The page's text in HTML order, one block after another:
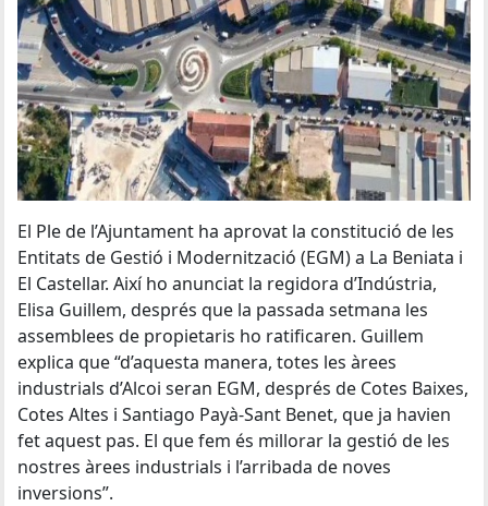
El Ple de l’Ajuntament ha aprovat la constitució de les
Entitats de Gestió i Modernització (EGM) a La Beniata i
El Castellar. Així ho anunciat la regidora d’Indústria,
Elisa Guillem, després que la passada setmana les
assemblees de propietaris ho ratificaren. Guillem
explica que “d’aquesta manera, totes les àrees
industrials d’Alcoi seran EGM, després de Cotes Baixes,
Cotes Altes i Santiago Payà-Sant Benet, que ja havien
fet aquest pas. El que fem és millorar la gestió de les
nostres àrees industrials i l’arribada de noves
inversions”.